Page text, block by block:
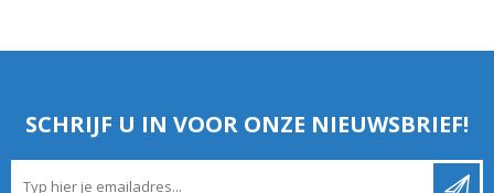
SCHRIJF U IN VOOR ONZE NIEUWSBRIEF!